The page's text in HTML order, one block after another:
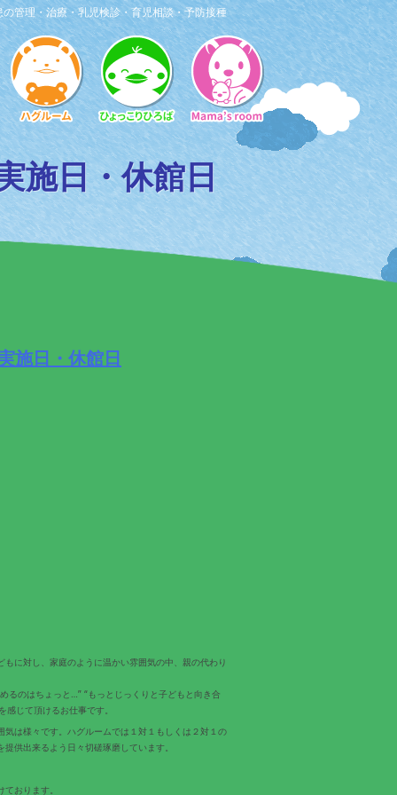
管理・治療・乳児検診・育児相談・予防接種
施日・休館日
施日・休館日
に対し、家庭のように温かい雰囲気の中、親の代わり
るのはちょっと…” “もっとじっくりと子どもと向き合
じて頂けるお仕事です。
は様々です。ハグルームでは１対１もしくは２対１の
供出来るよう日々切磋琢磨しています。
おります。